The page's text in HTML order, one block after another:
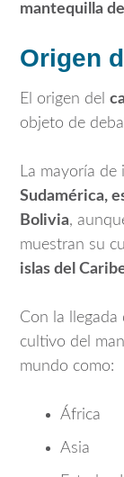
mantequilla
Origen
El origen del
objeto de
La mayoría de
Sudamérica,
Bolivia,
muestran su
islas del
Con la llegada
cultivo del
mundo como:
África
Asia